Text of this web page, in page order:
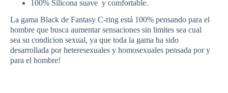
100% Silicona suave y comfortable.
La gama Black de Fantasy C-ring está 100% pensando para el
hombre que busca aumentar sensaciones sin limites sea cual
sea su condicion sexual, ya que toda la gama ha sido
desarrollada por heteresexuales y homosexuales pensada por y
para el hombre!